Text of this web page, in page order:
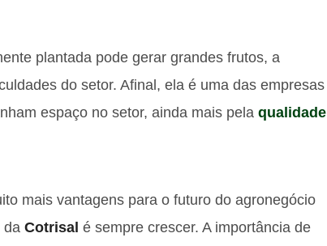
plantada pode gerar grandes frutos, a
do setor. Afinal, ela é uma das empresas
espaço no setor, ainda mais pela qualidade
mais vantagens para o futuro do agronegócio
da Cotrisal é sempre crescer. A importância de